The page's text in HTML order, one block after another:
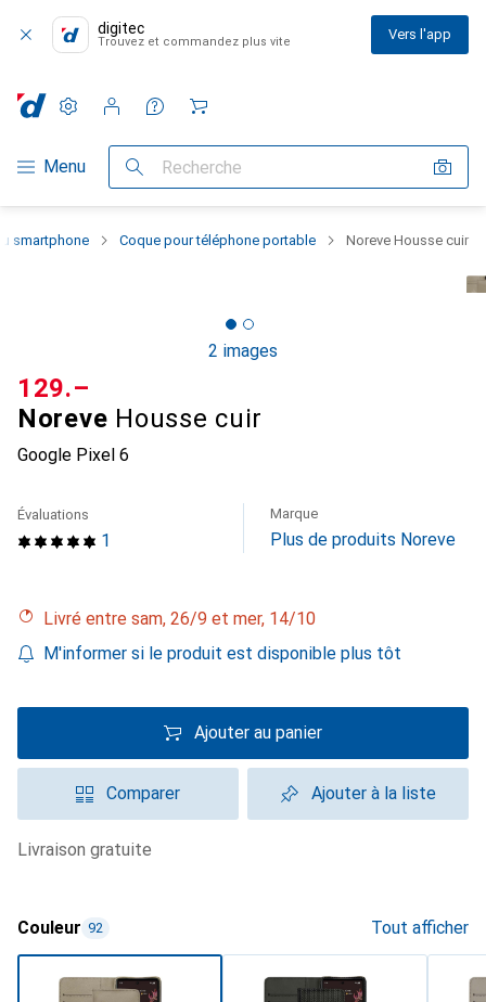
digitec
Trouvez et commandez plus vite Vers l'app
Navigation par catégorie
Menu Recherche
Paramètres
Compte client
Listes de comparaison
Listes d'envies
Panier
smartphone Coque pour téléphone portable Noreve Housse cuir
2 images
Noreve Housse cuir
Google Pixel 6
CHF
129.–
1
Évaluations Marque
Plus de produits Noreve
Livré entre sam, 26/9 et mer, 14/10
M'informer si le produit est disponible plus tôt
Ajouter au panier
Comparer Ajouter à la liste
livraison gratuite
Couleur 92 Tout afficher